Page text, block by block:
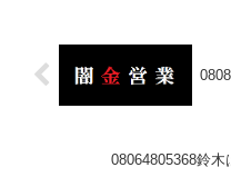
08064805368鈴木